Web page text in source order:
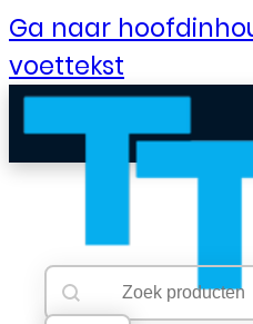
Ga naar
voettekst
Searchbar
Search content